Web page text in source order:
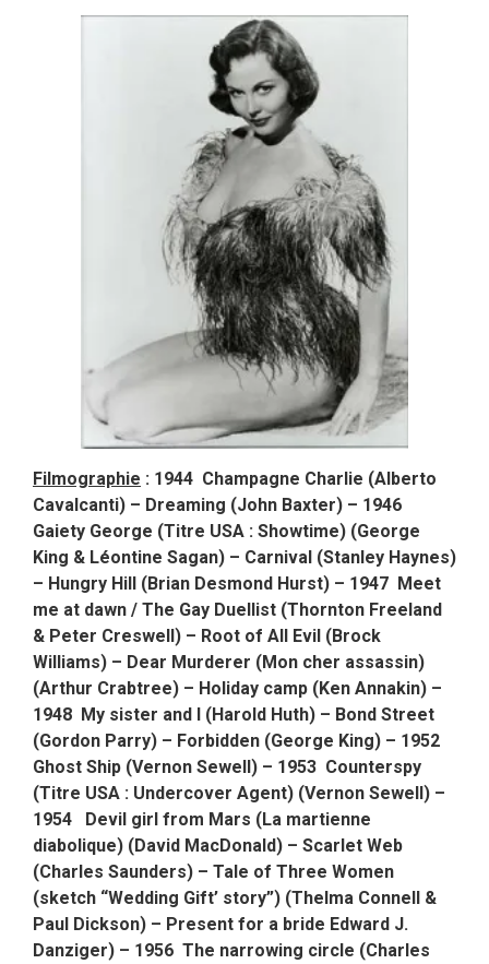
Filmographie : 1944 Champagne Charlie (Alberto
Cavalcanti) – Dreaming (John Baxter) – 1946
Gaiety George (Titre USA : Showtime) (George
King & Léontine Sagan) – Carnival (Stanley Haynes)
– Hungry Hill (Brian Desmond Hurst) – 1947 Meet
me at dawn / The Gay Duellist (Thornton Freeland
& Peter Creswell) – Root of All Evil (Brock
Williams) – Dear Murderer (Mon cher assassin)
(Arthur Crabtree) – Holiday camp (Ken Annakin) –
1948 My sister and I (Harold Huth) – Bond Street
(Gordon Parry) – Forbidden (George King) – 1952
Ghost Ship (Vernon Sewell) – 1953 Counterspy
(Titre USA : Undercover Agent) (Vernon Sewell) –
1954 Devil girl from Mars (La martienne
diabolique) (David MacDonald) – Scarlet Web
(Charles Saunders) – Tale of Three Women
(sketch “Wedding Gift’ story”) (Thelma Connell &
Paul Dickson) – Present for a bride Edward J.
Danziger) – 1956 The narrowing circle (Charles